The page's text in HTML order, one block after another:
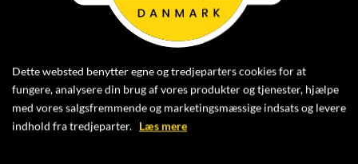
VOGNBOGNEN UDSTEDES AF DASU OG KØBES PÅ
DERES WEBSHOP
Der er en række forskellige vognbøger, som er mere
eller mindre omfattende.
Dette websted benytter egne og tredjeparters cookies for at
fungere, analysere din brug af vores produkter og tjenester, hjælpe
med vores salgsfremmende og marketingsmæssige indsats og levere
indhold fra tredjeparter. Læs mere